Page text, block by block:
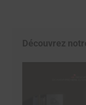
Découvrez